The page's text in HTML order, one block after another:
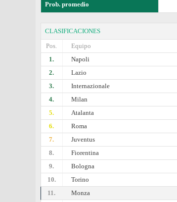
Prob. promedio
CLASIFICACIONES
Pos.
Equipo
1.
Napoli
2.
Lazio
3.
Internazionale
4.
Milan
5.
Atalanta
6.
Roma
7.
Juventus
8.
Fiorentina
9.
Bologna
10.
Torino
11.
Monza